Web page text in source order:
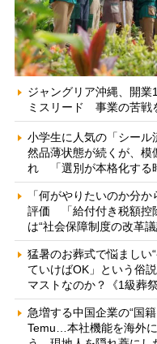
ジャングリア沖縄、開
ミスリード 事業の苦戦
小学生に人気の「シー
然品薄状態が続くが、模
れ 「選別が本格化する
「何がやりたいのか分
評価 「給付付き税額控
は“社会保障制度の改革
猛暑のお葬式で悩まし
ていけばOK」という俗
マストなのか？《1級葬
急増する中国企業の“国
Temu…本社機能を海外